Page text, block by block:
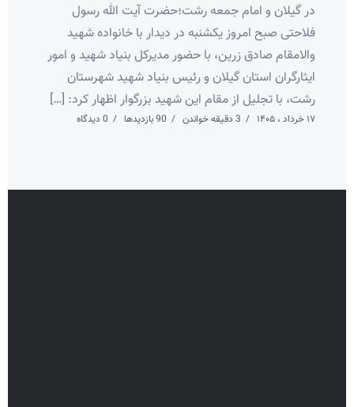
در گیلان و امام جمعه رشت؛حضرت آیت الله رسول
فلاحتی صبح امروز یکشنبه در دیدار با خانواده شهید
والامقام صادق زرین، با حضور مدیرکل بنیاد شهید و امور
ایثارگران استان گیلان و رئیس بنیاد شهید شهرستان
رشت، با تجلیل از مقام این شهید بزرگوار اظهار کرد: […]
۱۷ خرداد ، ۱۴۰۵ 3 دقیقه خواندن 90 بازدیدها 0 دیدگاه